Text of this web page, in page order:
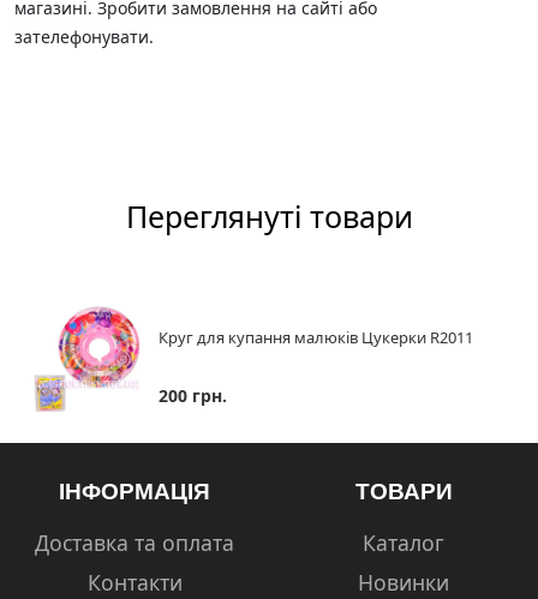
магазині. Зробити замовлення на сайті або
зателефонувати.
Переглянуті товари
Круг для купання малюків Цукерки R2011
200 грн.
ІНФОРМАЦІЯ
Доставка та оплата
Контакти
ТОВАРИ
Каталог
Новинки